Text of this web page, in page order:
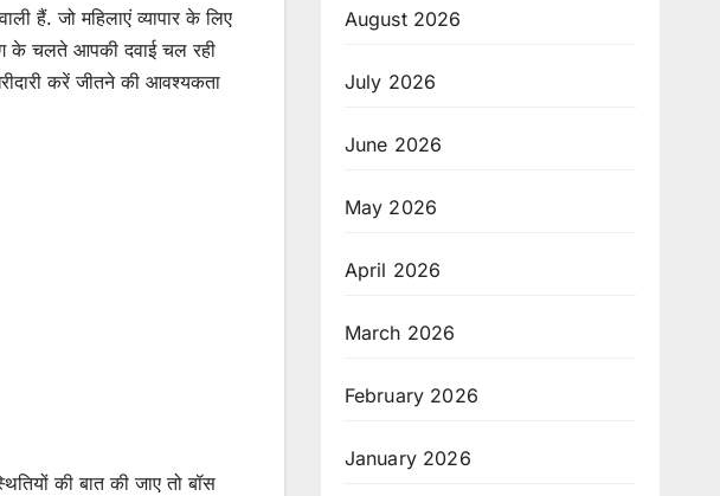
हैं. जो महिलाएं व्यापार के लिए
के चलते आपकी दवाई चल रही
करें जीतने की आवश्यकता
की बात की जाए तो बॉस
August 2026
July 2026
June 2026
May 2026
April 2026
March 2026
February 2026
January 2026